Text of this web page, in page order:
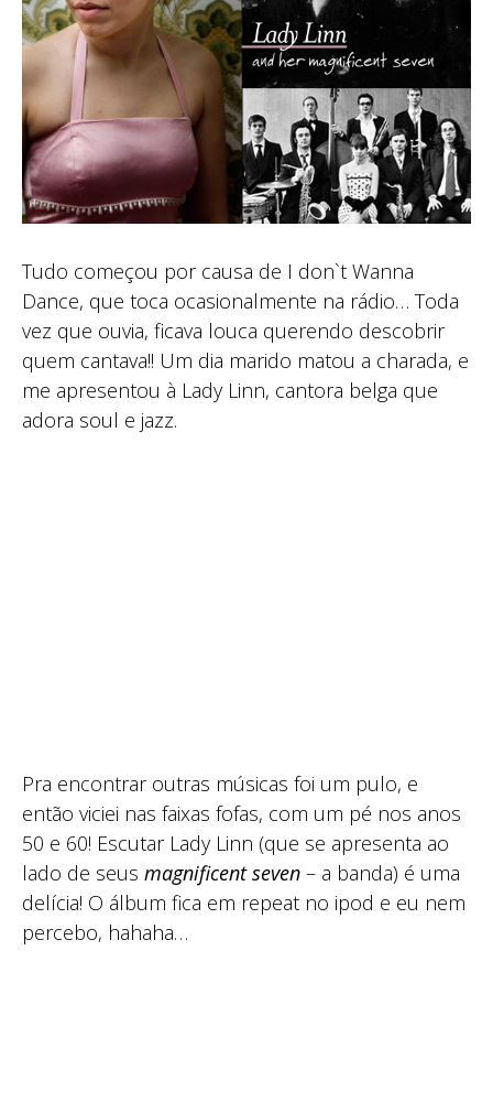
Tudo começou por causa de I don`t Wanna
Dance, que toca ocasionalmente na rádio… Toda
vez que ouvia, ficava louca querendo descobrir
quem cantava!! Um dia marido matou a charada, e
me apresentou à Lady Linn, cantora belga que
adora soul e jazz.
Pra encontrar outras músicas foi um pulo, e
então viciei nas faixas fofas, com um pé nos anos
50 e 60! Escutar Lady Linn (que se apresenta ao
lado de seus magnificent seven – a banda) é uma
delícia! O álbum fica em repeat no ipod e eu nem
percebo, hahaha…